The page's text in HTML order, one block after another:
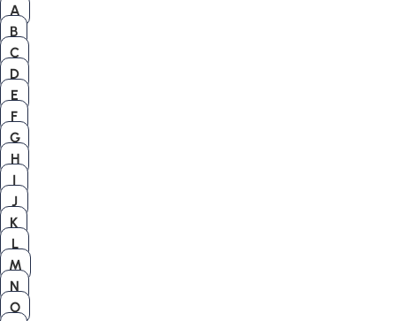
A
B
C
D
E
F
G
H
I
J
K
L
M
N
O